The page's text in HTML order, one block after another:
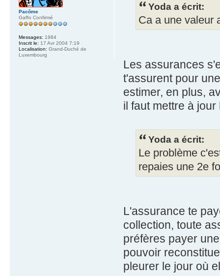
Yoda a écrit:
Ca a une valeur
Les assurances
t'assurent pour
estimer, en plus,
il faut mettre à
Yoda a écrit:
Le problème
repaies une 2e
L'assurance te
collection, toute
préfères payer
pouvoir
pleurer le jour où
Pacôme
Gaffo Confirmé
Messages: 1984
Inscrit le: 17 Avr 2004 7:19
Localisation: Grand-Duché de
Luxembourg